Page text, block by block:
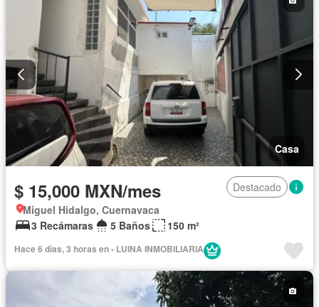
Casa
$ 15,000 MXN/mes
Destacado
Miguel Hidalgo, Cuernavaca
3 Recámaras
5 Baños 150 m²
Hace 6 días, 3 horas en - LUINA INMOBILIARIA